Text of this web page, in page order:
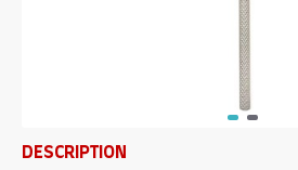
DESCRIPTION